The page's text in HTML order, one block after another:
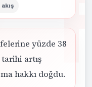
yüzde 38
artış
hakkı doğdu.